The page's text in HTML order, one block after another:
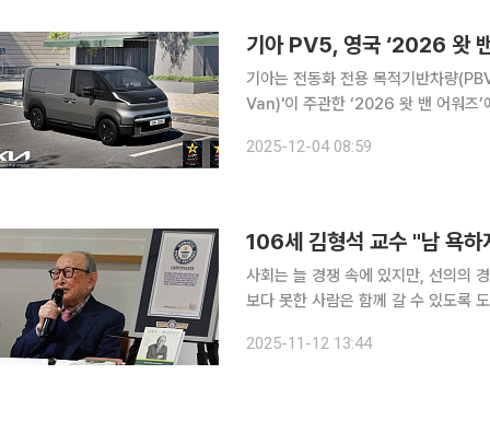
기아는 전동화 전용 목적기반차량
Van)'이 주관한 ‘2026 왓 밴 어워즈’
요 상용차 전문가들이 심사하는 권위
2025-12-04 08:59
106세 김형석 교수 "남 욕
사회는 늘 경쟁 속에 있지만, 선의의
보다 못한 사람은 함께 갈 수 있도록 도와야 한다. 12일 서울 중구에 있는
자가 되지 말자"라고 다짐한다며 이같
2025-11-12 13:44